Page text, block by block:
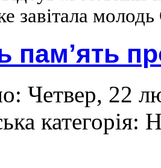
завітала
пам’ять
Четвер, 22
категорія: